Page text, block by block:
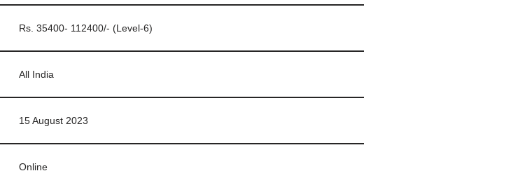
Rs. 35400- 112400/- (Level-6)
All India
15 August 2023
Online